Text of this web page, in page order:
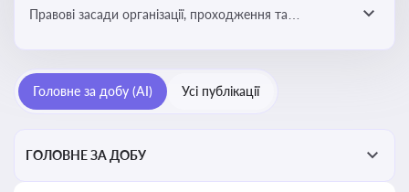
Правові засади організації, проходження та
військовослужбовців у воєнний час
Головне за добу (AI) Усі публікації
ГОЛОВНЕ ЗА ДОБУ